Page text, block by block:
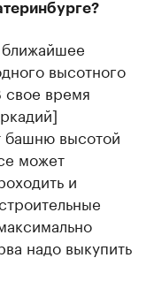
высотного
время
башню высотой
может
и
надо выкупить